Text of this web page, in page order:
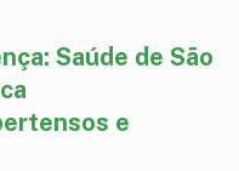
Saúde de São
e